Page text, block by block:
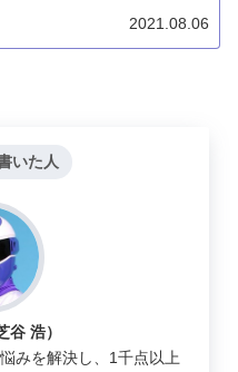
着式の吸盤用補助シートを使う必要があ
2021.08.06
いた人
谷 浩）
みを解決し、1千点以上